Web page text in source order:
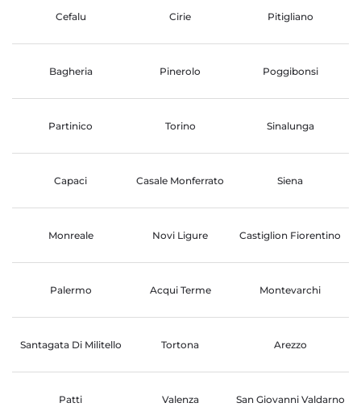
Cefalu Cirie Pitigliano
Bagheria Pinerolo Poggibonsi
Partinico Torino Sinalunga
Capaci Casale Monferrato Siena
Monreale Novi Ligure Castiglion Fiorentino
Palermo Acqui Terme Montevarchi
Santagata Di Militello Tortona Arezzo
Patti Valenza San Giovanni Valdarno